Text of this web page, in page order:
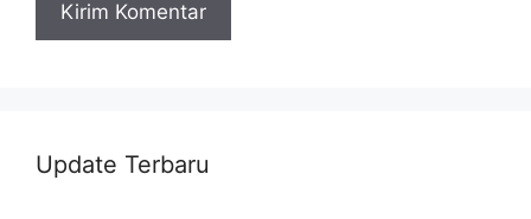
Update Terbaru